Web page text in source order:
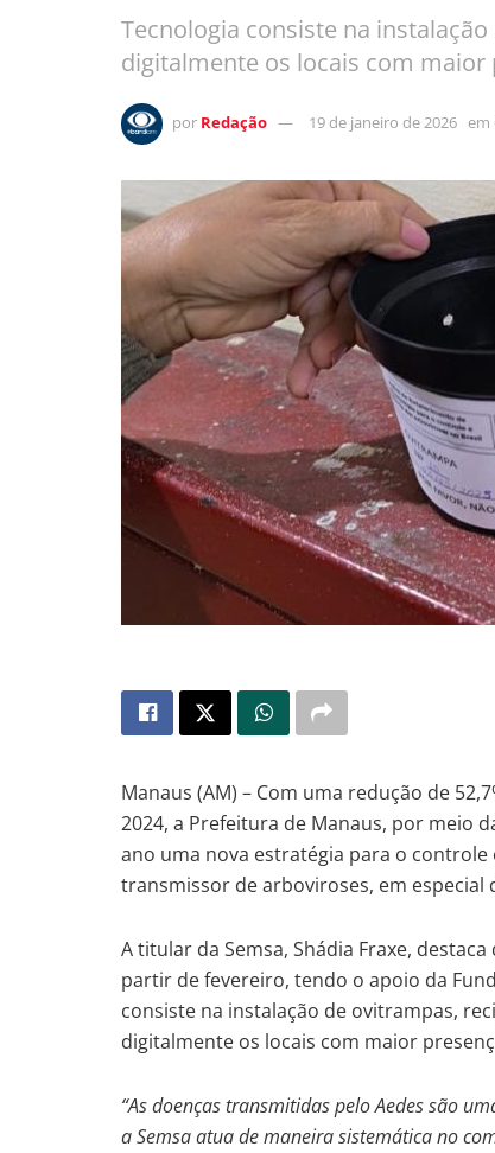
Tecnologia consiste na
digitalmente os locais com
por Redação 19 de janeiro de 2026 em
Manaus (AM) – Com uma redução de
2024, a Prefeitura de Manaus, por meio
ano uma nova estratégia para o
transmissor de arboviroses, em especial
A titular da Semsa, Shádia Fraxe,
partir de fevereiro, tendo o apoio da
consiste na instalação de ovitrampas,
digitalmente os locais com maior
“As doenças transmitidas pelo Aedes são
a Semsa atua de maneira sistemática no